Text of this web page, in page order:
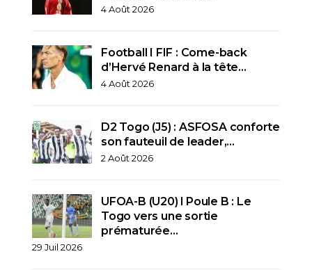
4 Août 2026
Football I FIF : Come-back
d’Hervé Renard à la tête…
4 Août 2026
D2 Togo (J5) : ASFOSA conforte
son fauteuil de leader,…
2 Août 2026
UFOA-B (U20) l Poule B : Le
Togo vers une sortie
prématurée…
29 Juil 2026